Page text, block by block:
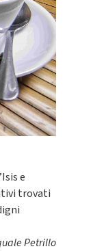
e
trovati
Petrillo